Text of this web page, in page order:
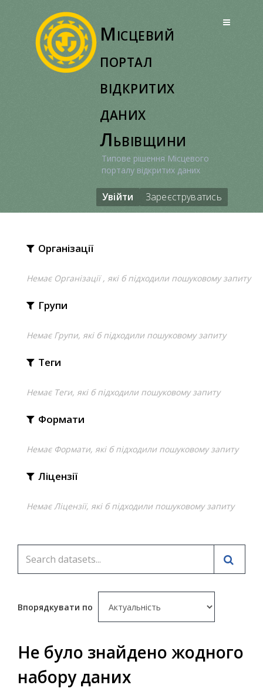
Місцевий
портал
відкритих
даних
Львівщини
Типове рішення Місцевого
порталу відкритих даних
Увійти Зареєструватись
Організації
Немає Організації , які б підходили пошуковому запиту
Групи
Немає Групи, які б підходили пошуковому запиту
Теги
Немає Теги, які б підходили пошуковому запиту
Формати
Немає Формати, які б підходили пошуковому запиту
Ліцензії
Немає Ліцензії, які б підходили пошуковому запиту
Впорядкувати по
Не було знайдено жодного
набору даних